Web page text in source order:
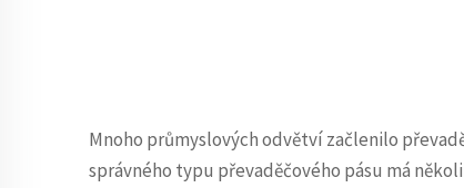
Mnoho průmyslových odvětví začlenilo
správného typu převaděčového pásu má